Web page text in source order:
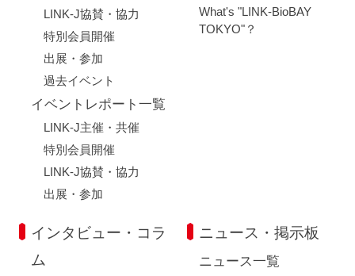
LINK-J協賛・協力
特別会員開催
出展・参加
過去イベント
イベントレポート一覧
LINK-J主催・共催
特別会員開催
LINK-J協賛・協力
出展・参加
What's "LINK-BioBAY
TOKYO"？
インタビュー・コラ
ム
ニュース・掲示板
ニュース一覧